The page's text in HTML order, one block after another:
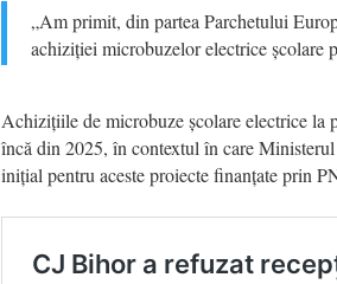
„Am primit, din partea Parchetului
achiziției microbuzelor electrice școlare
Achizițiile de microbuze școlare electrice la
încă din 2025, în contextul în care
inițial pentru aceste proiecte finanțate prin